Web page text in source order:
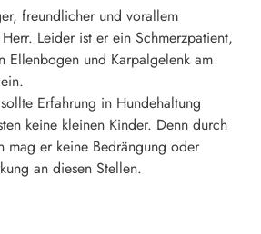
freundlicher und vorallem
Leider ist er ein Schmerzpatient,
Ellenbogen und Karpalgelenk am
Erfahrung in Hundehaltung
keine kleinen Kinder. Denn durch
mag er keine Bedrängung oder
an diesen Stellen.